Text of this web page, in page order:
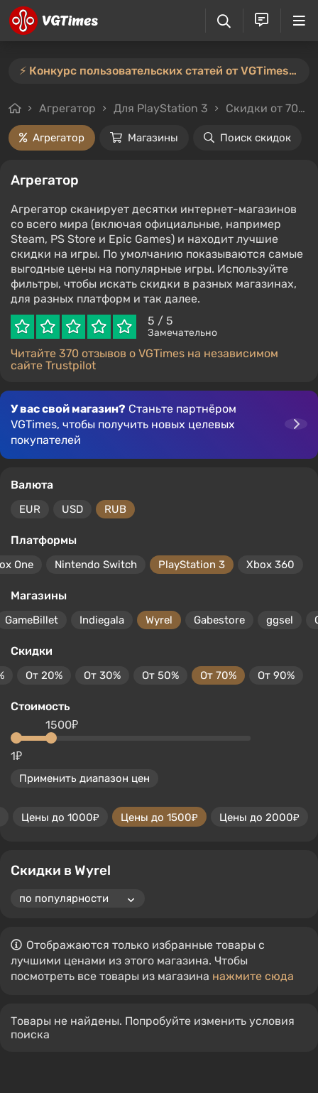
⚡️ Конкурс пользовательских статей от VGTimes продлён — участвуйте тут ⚡️
Агрегатор Для PlayStation 3 Скидки от 70%
Агрегатор Магазины Поиск скидок
Агрегатор
Агрегатор сканирует десятки интернет-магазинов
со всего мира (включая официальные, например
Steam, PS Store и Epic Games) и находит лучшие
скидки на игры. По умолчанию показываются самые
выгодные цены на популярные игры. Используйте
фильтры, чтобы искать скидки в разных магазинах,
для разных платформ и так далее.
5 / 5
Замечательно
Читайте 370 отзывов о VGTimes на независимом
сайте Trustpilot
У вас свой магазин? Станьте партнёром
VGTimes, чтобы получить новых целевых
покупателей
Валюта
EUR USD RUB
Платформы
One Nintendo Switch PlayStation 3 Xbox 360
Магазины
GameBillet Indiegala Wyrel Gabestore ggsel
Скидки
От 20% От 30% От 50% От 70% От 90%
Стоимость
1₽
1500₽
Применить диапазон цен
Цены до 1000₽ Цены до 1500₽ Цены до 2000₽
Скидки в Wyrel
Отображаются только избранные товары с
лучшими ценами из этого магазина. Чтобы
посмотреть все товары из магазина нажмите сюда
Товары не найдены. Попробуйте изменить условия
поиска